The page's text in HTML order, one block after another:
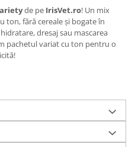
de pe IrisVet.ro! Un mix
ton, fără cereale și bogate în
dresaj sau mascarea
pachetul variat cu ton pentru o